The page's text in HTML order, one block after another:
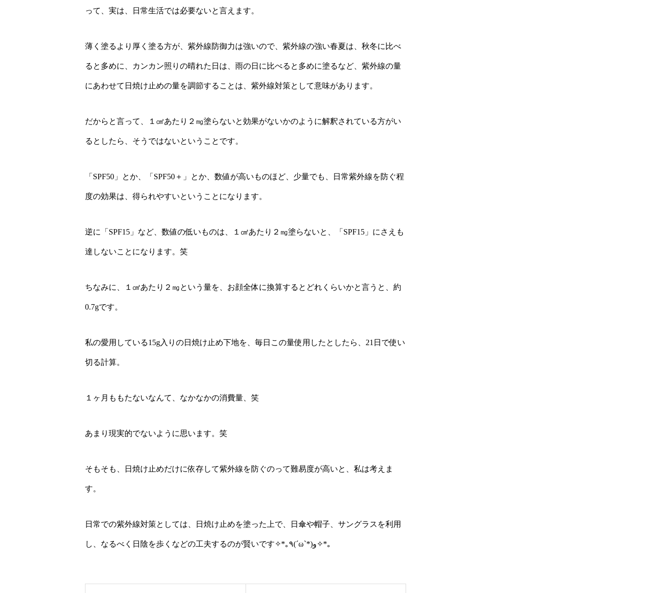
って、実は、日常生活では必要ないと言えます。
薄く塗るより厚く塗る方が、紫外線防御力は強いので、紫外線の強い春夏は、秋冬に比べ
ると多めに、カンカン照りの晴れた日は、雨の日に比べると多めに塗るなど、紫外線の量
にあわせて日焼け止めの量を調節することは、紫外線対策として意味があります。
だからと言って、１㎠あたり２㎎塗らないと効果がないかのように解釈されている方がい
るとしたら、そうではないということです。
「SPF50」とか、「SPF50＋」とか、数値が高いものほど、少量でも、日常紫外線を防ぐ程
度の効果は、得られやすいということになります。
逆に「SPF15」など、数値の低いものは、１㎠あたり２㎎塗らないと、「SPF15」にさえも
達しないことになります。笑
ちなみに、１㎠あたり２㎎という量を、お顔全体に換算するとどれくらいかと言うと、約
0.7gです。
私の愛用している15g入りの日焼け止め下地を、毎日この量使用したとしたら、21日で使い
切る計算。
１ヶ月ももたないなんて、なかなかの消費量、笑
あまり現実的でないように思います。笑
そもそも、日焼け止めだけに依存して紫外線を防ぐのって難易度が高いと、私は考えま
す。
日常での紫外線対策としては、日焼け止めを塗った上で、日傘や帽子、サングラスを利用
し、なるべく日陰を歩くなどの工夫するのが賢いです✧*｡٩(ˊωˋ*)و✧*｡